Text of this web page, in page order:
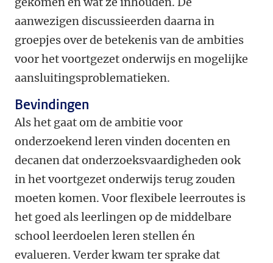
aanwezigen discussieerden daarna in
groepjes over de betekenis van de ambities
voor het voortgezet onderwijs en mogelijke
aansluitingsproblematieken.
Bevindingen
Als het gaat om de ambitie voor
onderzoekend leren vinden docenten en
decanen dat onderzoeksvaardigheden ook
in het voortgezet onderwijs terug zouden
moeten komen. Voor flexibele leerroutes is
het goed als leerlingen op de middelbare
school leerdoelen leren stellen én
evalueren. Verder kwam ter sprake dat